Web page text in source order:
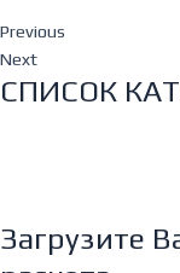
Previous
Next
СПИСОК
Загрузите